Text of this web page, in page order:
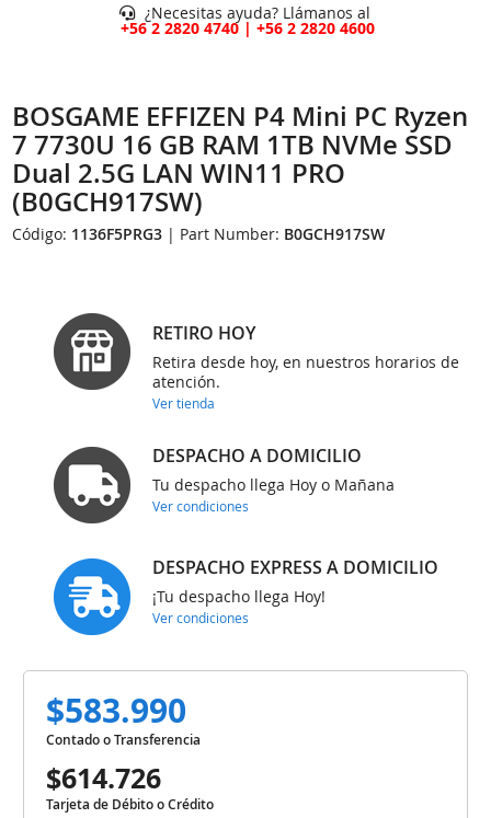
¿Necesitas ayuda? Llámanos al
+56 2 2820 4740 | +56 2 2820 4600
BOSGAME EFFIZEN P4 Mini PC Ryzen
7 7730U 16 GB RAM 1TB NVMe SSD
Dual 2.5G LAN WIN11 PRO
(B0GCH917SW)
Código: 1136F5PRG3 | Part Number: B0GCH917SW
RETIRO HOY
Retira desde hoy, en nuestros horarios de
atención.
Ver tienda
DESPACHO A DOMICILIO
Tu despacho llega Hoy o Mañana
Ver condiciones
DESPACHO EXPRESS A DOMICILIO
¡Tu despacho llega Hoy!
Ver condiciones
$583.990
Contado o Transferencia
$614.726
Tarjeta de Débito o Crédito